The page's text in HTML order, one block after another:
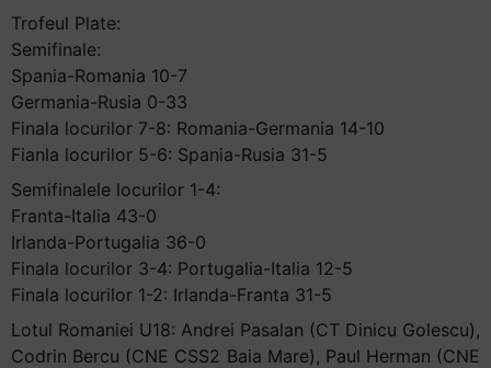
Trofeul Plate:
Semifinale:
Spania-Romania 10-7
Germania-Rusia 0-33
Finala locurilor 7-8: Romania-Germania 14-10
Fianla locurilor 5-6: Spania-Rusia 31-5
Semifinalele locurilor 1-4:
Franta-Italia 43-0
Irlanda-Portugalia 36-0
Finala locurilor 3-4: Portugalia-Italia 12-5
Finala locurilor 1-2: Irlanda-Franta 31-5
Lotul Romaniei U18: Andrei Pasalan (CT Dinicu Golescu),
Codrin Bercu (CNE CSS2 Baia Mare), Paul Herman (CNE